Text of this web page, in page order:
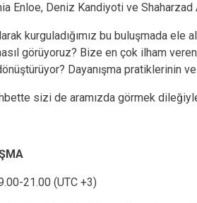
Enloe, Deniz Kandiyoti ve
kurguladığımız bu buluşmada ele
görüyoruz? Bize en çok ilham
Dayanışma pratiklerinin
sohbette sizi de
21.00 (UTC +3)